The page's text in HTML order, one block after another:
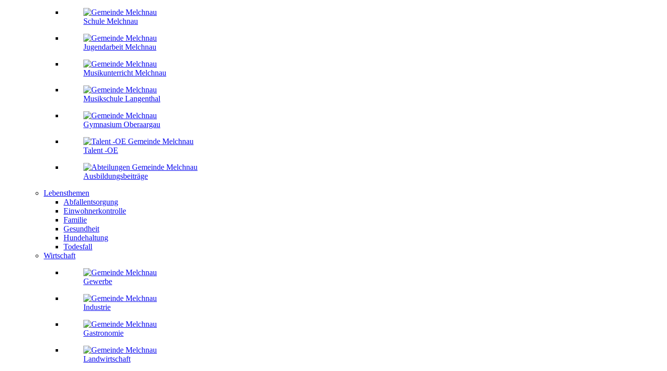
Schule Melchnau
Jugendarbeit Melchnau
Musikunterricht Melchnau
Musikschule Langenthal
Gymnasium Oberaargau
Talent -OE
Ausbildungsbeiträge
Lebensthemen
Abfallentsorgung
Einwohnerkontrolle
Familie
Gesundheit
Hundehaltung
Todesfall
Wirtschaft
Gewerbe
Industrie
Gastronomie
Landwirtschaft